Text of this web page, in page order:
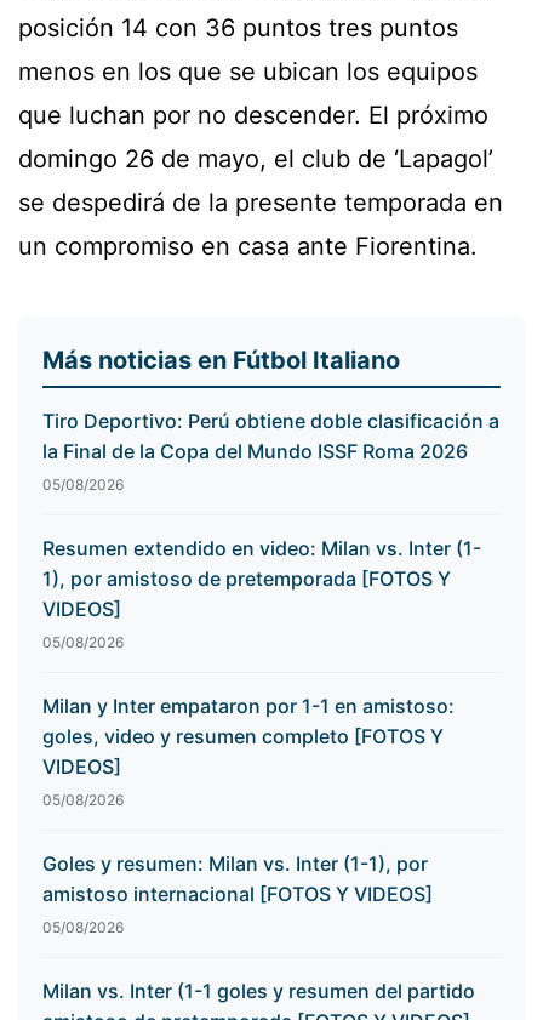
posición 14 con 36 puntos tres puntos
menos en los que se ubican los equipos
que luchan por no descender. El próximo
domingo 26 de mayo, el club de ‘Lapagol’
se despedirá de la presente temporada en
un compromiso en casa ante Fiorentina.
Más noticias en Fútbol Italiano
Tiro Deportivo: Perú obtiene doble clasificación a
la Final de la Copa del Mundo ISSF Roma 2026
05/08/2026
Resumen extendido en video: Milan vs. Inter (1-
1), por amistoso de pretemporada [FOTOS Y
VIDEOS]
05/08/2026
Milan y Inter empataron por 1-1 en amistoso:
goles, video y resumen completo [FOTOS Y
VIDEOS]
05/08/2026
Goles y resumen: Milan vs. Inter (1-1), por
amistoso internacional [FOTOS Y VIDEOS]
05/08/2026
Milan vs. Inter (1-1 goles y resumen del partido